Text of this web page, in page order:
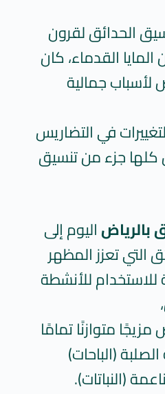
الحدائق لقرون
القدماء، كان
لأسباب جمالية
في التضاريس
كلها جزء من تنسيق
بالرياضاليوم إلى
التي تعزز المظهر
للأنشطة
متوازنًا تمامًا
(الباحات)
(النباتات).